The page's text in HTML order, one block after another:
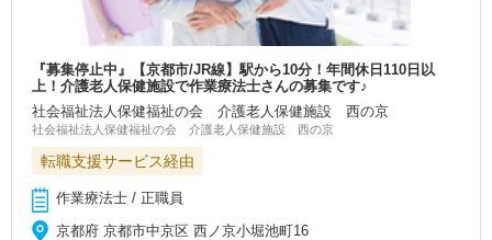
『募集停止中』【京都市/JR線】駅から10分！年間休日110日以
上！介護老人保健施設で作業療法士さんの募集です♪
社会福祉法人保健福祉の会 介護老人保健施設 西の京
社会福祉法人保健福祉の会 介護老人保健施設 西の京
転職支援サービス経由
作業療法士 / 正職員
京都府 京都市中京区 西ノ京小堀池町16